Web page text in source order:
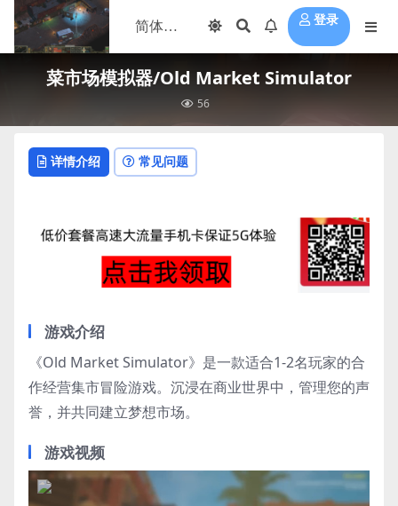
登录
菜市场模拟器/Old Market Simulator
56
详情介绍 常见问题
游戏介绍
《Old Market Simulator》是一款适合1-2名玩家的合
作经营集市冒险游戏。沉浸在商业世界中，管理您的声
誉，并共同建立梦想市场。
游戏视频